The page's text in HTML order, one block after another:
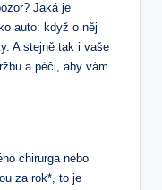
Jaká je
auto: když o něj
A stejně tak i vaše
a péči, aby vám
chirurga nebo
za rok*, to je